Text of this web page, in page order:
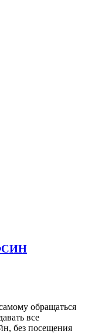
обращаться
все
без посещения